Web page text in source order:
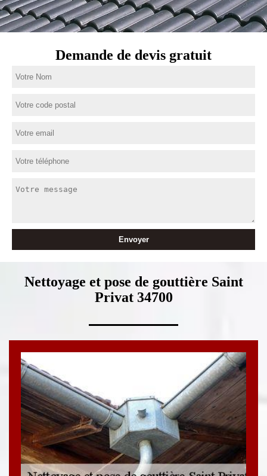
Demande de devis gratuit
Nettoyage et pose de gouttière Saint
Privat 34700